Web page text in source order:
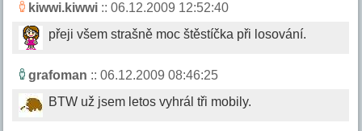
kiwwi.kiwwi :: 06.12.2009 12:52:40
přeji všem strašně moc štěstíčka při losování.
grafoman :: 06.12.2009 08:46:25
BTW už jsem letos vyhrál tři mobily.